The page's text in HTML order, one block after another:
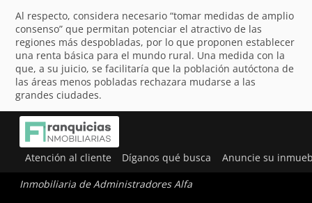
Al respecto, considera necesario “tomar medidas de amplio
consenso” que permitan potenciar el atractivo de las
regiones más despobladas, por lo que proponen establecer
una renta básica para el mundo rural. Una medida con la
que, a su juicio, se facilitaría que la población autóctona de
las áreas menos pobladas rechazara mudarse a las
grandes ciudades.
Atención al cliente Díganos qué busca Anuncie su
Inmobiliaria de Administradores Alfa